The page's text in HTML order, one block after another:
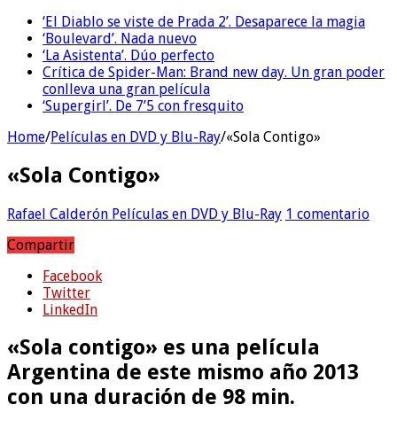
‘El Diablo se viste de Prada 2’. Desaparece la magia
‘Boulevard’. Nada nuevo
‘La Asistenta’. Dúo perfecto
Crítica de Spider-Man: Brand new day. Un gran poder
conlleva una gran película
‘Supergirl’. De 7’5 con fresquito
Home/Películas en DVD y Blu-Ray/«Sola Contigo»
«Sola Contigo»
Rafael Calderón Películas en DVD y Blu-Ray 1 comentario
Compartir
Facebook
Twitter
LinkedIn
«Sola contigo» es una película
Argentina de este mismo año 2013
con una duración de 98 min.